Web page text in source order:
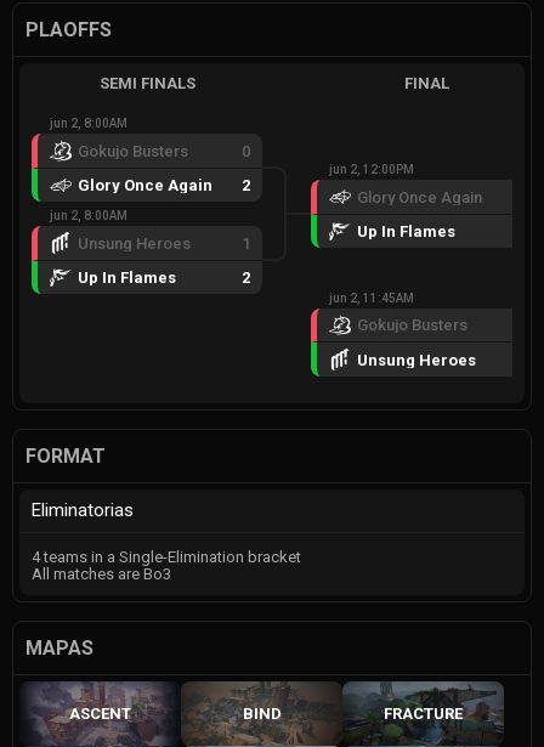
PLAOFFS
SEMI FINALS
jun 2, 8:00AM
Gokujo Busters
0
Glory Once Again
2
jun 2, 8:00AM
Unsung Heroes
1
Up In Flames
2
FINAL
jun 2, 12:00PM
Glory Once Again
Up In Flames
jun 2, 11:45AM
Gokujo Busters
Unsung Heroes
FORMAT
Eliminatorias
4 teams in a Single-Elimination bracket
All matches are Bo3
MAPAS
ASCENT BIND FRACTURE